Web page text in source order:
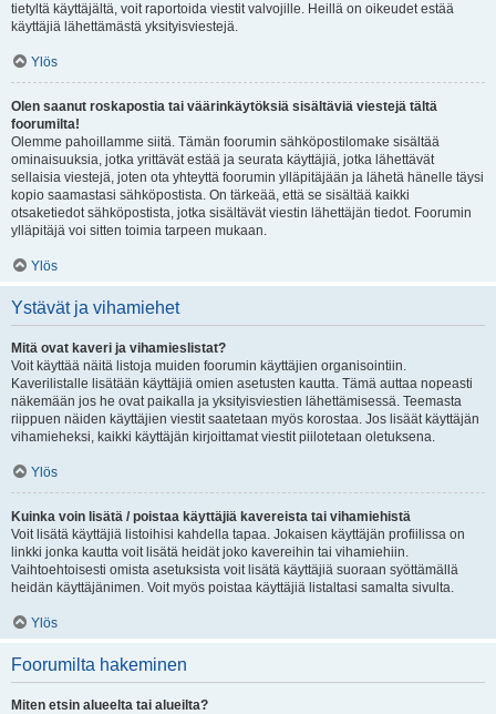
tietyltä käyttäjältä, voit raportoida viestit valvojille. Heillä on oikeudet estää
käyttäjiä lähettämästä yksityisviestejä.
Ylös
Olen saanut roskapostia tai väärinkäytöksiä sisältäviä viestejä tältä
foorumilta!
Olemme pahoillamme siitä. Tämän foorumin sähköpostilomake sisältää
ominaisuuksia, jotka yrittävät estää ja seurata käyttäjiä, jotka lähettävät
sellaisia viestejä, joten ota yhteyttä foorumin ylläpitäjään ja lähetä hänelle täysi
kopio saamastasi sähköpostista. On tärkeää, että se sisältää kaikki
otsaketiedot sähköpostista, jotka sisältävät viestin lähettäjän tiedot. Foorumin
ylläpitäjä voi sitten toimia tarpeen mukaan.
Ylös
Ystävät ja vihamiehet
Mitä ovat kaveri ja vihamieslistat?
Voit käyttää näitä listoja muiden foorumin käyttäjien organisointiin.
Kaverilistalle lisätään käyttäjiä omien asetusten kautta. Tämä auttaa nopeasti
näkemään jos he ovat paikalla ja yksityisviestien lähettämisessä. Teemasta
riippuen näiden käyttäjien viestit saatetaan myös korostaa. Jos lisäät käyttäjän
vihamieheksi, kaikki käyttäjän kirjoittamat viestit piilotetaan oletuksena.
Ylös
Kuinka voin lisätä / poistaa käyttäjiä kavereista tai vihamiehistä
Voit lisätä käyttäjiä listoihisi kahdella tapaa. Jokaisen käyttäjän profiilissa on
linkki jonka kautta voit lisätä heidät joko kavereihin tai vihamiehiin.
Vaihtoehtoisesti omista asetuksista voit lisätä käyttäjiä suoraan syöttämällä
heidän käyttäjänimen. Voit myös poistaa käyttäjiä listaltasi samalta sivulta.
Ylös
Foorumilta hakeminen
Miten etsin alueelta tai alueilta?